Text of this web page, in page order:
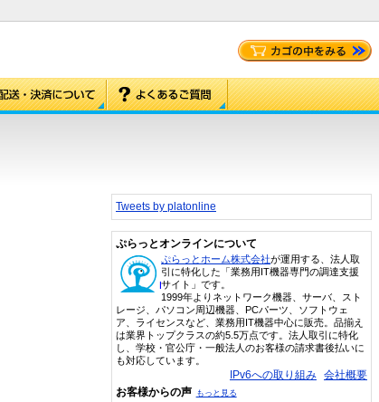
Tweets by platonline
ぷらっとオンラインについて
ぷらっとホーム株式会社が運用する、法人取
引に特化した「業務用IT機器専門の調達支援
サイト」です。
1999年よりネットワーク機器、サーバ、スト
レージ、パソコン周辺機器、PCパーツ、ソフトウェ
ア、ライセンスなど、業務用IT機器中心に販売。品揃え
は業界トップクラスの約5.5万点です。法人取引に特化
し、学校・官公庁・一般法人のお客様の請求書後払いに
も対応しています。
IPv6への取り組み 会社概要
お客様からの声 もっと見る